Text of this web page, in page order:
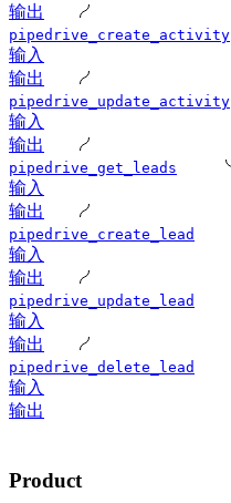
输出
pipedrive_create_activity
输入
输出
pipedrive_update_activity
输入
输出
pipedrive_get_leads
输入
输出
pipedrive_create_lead
输入
输出
pipedrive_update_lead
输入
输出
pipedrive_delete_lead
输入
输出
Product